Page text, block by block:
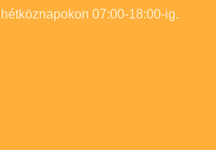
07:00-18:00-ig.